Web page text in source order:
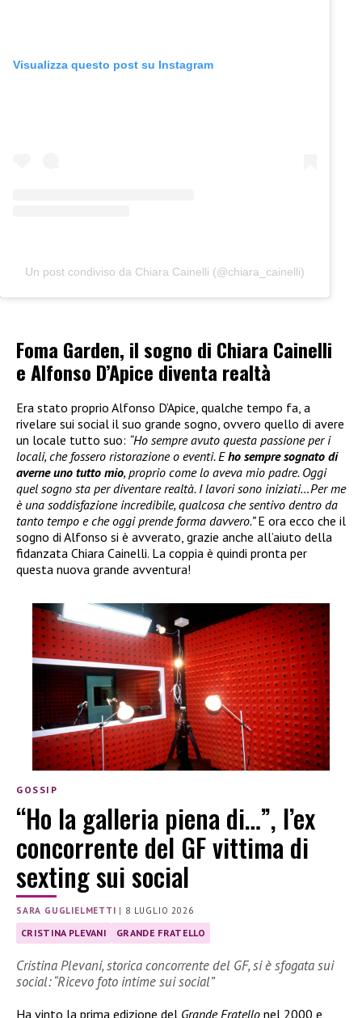
Visualizza questo post su Instagram
Un post condiviso da Chiara Cainelli (@chiara_cainelli)
Foma Garden, il sogno di Chiara Cainelli
e Alfonso D’Apice diventa realtà
Era stato proprio Alfonso D’Apice, qualche tempo fa, a
rivelare sui social il suo grande sogno, ovvero quello di avere
un locale tutto suo: “Ho sempre avuto questa passione per i
locali, che fossero ristorazione o eventi. Eho sempre sognato di
averne uno tutto mio, proprio come lo aveva mio padre. Oggi
quel sogno sta per diventare realtà. I lavori sono iniziati…Per me
è una soddisfazione incredibile, qualcosa che sentivo dentro da
tanto tempo e che oggi prende forma davvero.”E ora ecco che il
sogno di Alfonso si è avverato, grazie anche all’aiuto della
fidanzata Chiara Cainelli. La coppia è quindi pronta per
questa nuova grande avventura!
GOSSIP
“Ho la galleria piena di…”, l’ex
concorrente del GF vittima di
sexting sui social
SARA GUGLIELMETTI | 8 LUGLIO 2026
CRISTINA PLEVANI GRANDE FRATELLO
Cristina Plevani, storica concorrente del GF, si è sfogata sui
social: “Ricevo foto intime sui social”
Ha vinto la prima edizione del Grande Fratello nel 2000 e,